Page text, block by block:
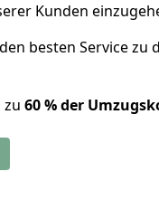
Kunden
besten Service zu
zu 60 % der